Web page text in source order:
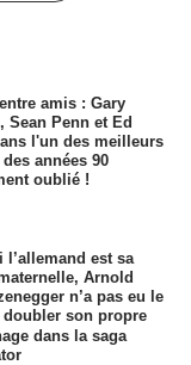
amis : Gary
Sean Penn et Ed
l'un des meilleurs
années 90
oublié !
l’allemand est sa
Arnold
n’a pas eu le
son propre
dans la saga